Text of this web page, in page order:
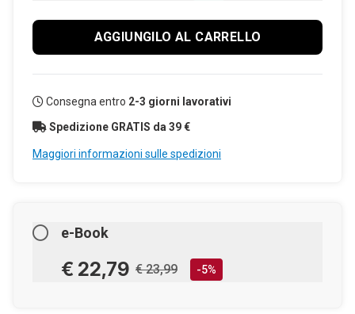
AGGIUNGILO AL CARRELLO
Consegna entro 2-3 giorni lavorativi
Spedizione GRATIS da 39 €
Maggiori informazioni sulle spedizioni
e-Book
€ 22,79 € 23,99 -5%